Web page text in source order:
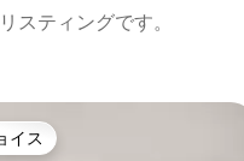
スティングです。
イス
イス